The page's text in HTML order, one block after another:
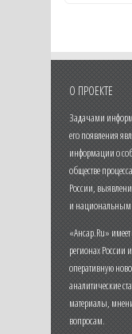
О ПРОЕКТЕ
Задачами
его появления
информации о
обществе
России,
и национальным
«Ансар.Ru»
регионах России
оперативную
аналитические
материалы,
вопросам.